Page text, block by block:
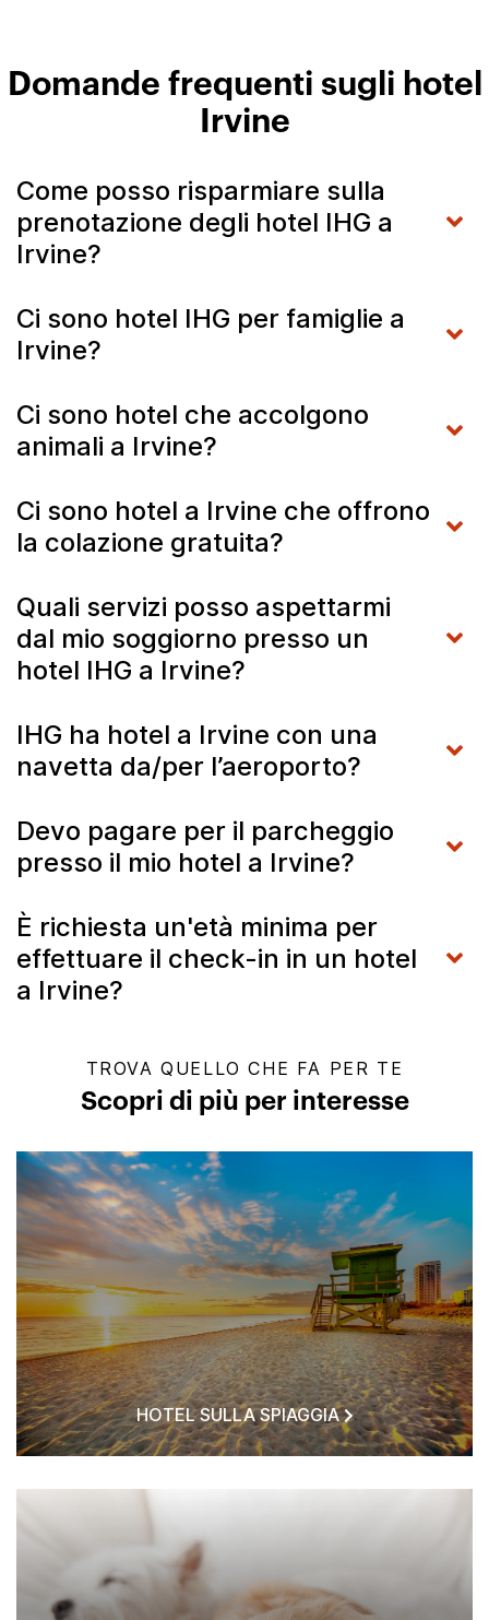
Domande frequenti sugli hotel
Irvine
Come posso risparmiare sulla
prenotazione degli hotel IHG a
Irvine?
Ci sono hotel IHG per famiglie a
Irvine?
Ci sono hotel che accolgono
animali a Irvine?
Ci sono hotel a Irvine che offrono
la colazione gratuita?
Quali servizi posso aspettarmi
dal mio soggiorno presso un
hotel IHG a Irvine?
IHG ha hotel a Irvine con una
navetta da/per l’aeroporto?
Devo pagare per il parcheggio
presso il mio hotel a Irvine?
È richiesta un'età minima per
effettuare il check-in in un hotel
a Irvine?
TROVA QUELLO CHE FA PER TE
Scopri di più per interesse
HOTEL SULLA SPIAGGIA